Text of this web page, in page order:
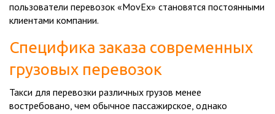
пользователи перевозок «MovEx» становятся постоянными
клиентами компании.
Специфика заказа современных
грузовых перевозок
Такси для перевозки различных грузов менее
востребовано, чем обычное пассажирское, однако